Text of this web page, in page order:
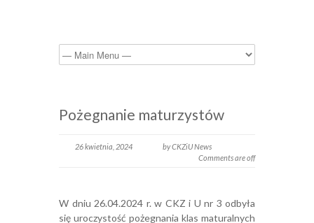
Pożegnanie maturzystów
26 kwietnia, 2024
by CKZiU News
Comments are off
W dniu 26.04.2024 r. w CKZ i U nr 3 odbyła
się uroczystość pożegnania klas maturalnych